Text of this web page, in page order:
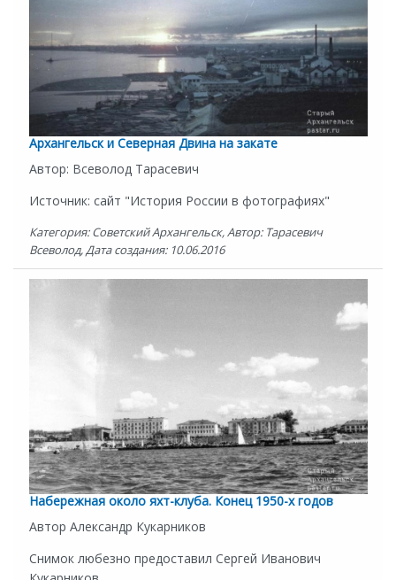
Архангельск и Северная Двина на закате
Автор: Всеволод Тарасевич
Источник: сайт "История России в фотографиях"
Категория: Советский Архангельск, Автор: Тарасевич
Всеволод, Дата создания: 10.06.2016
Набережная около яхт-клуба. Конец 1950-х годов
Автор Александр Кукарников
Снимок любезно предоставил Сергей Иванович